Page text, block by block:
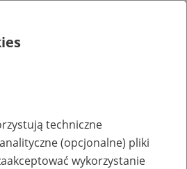
techniczne
(opcjonalne) pliki
wykorzystanie